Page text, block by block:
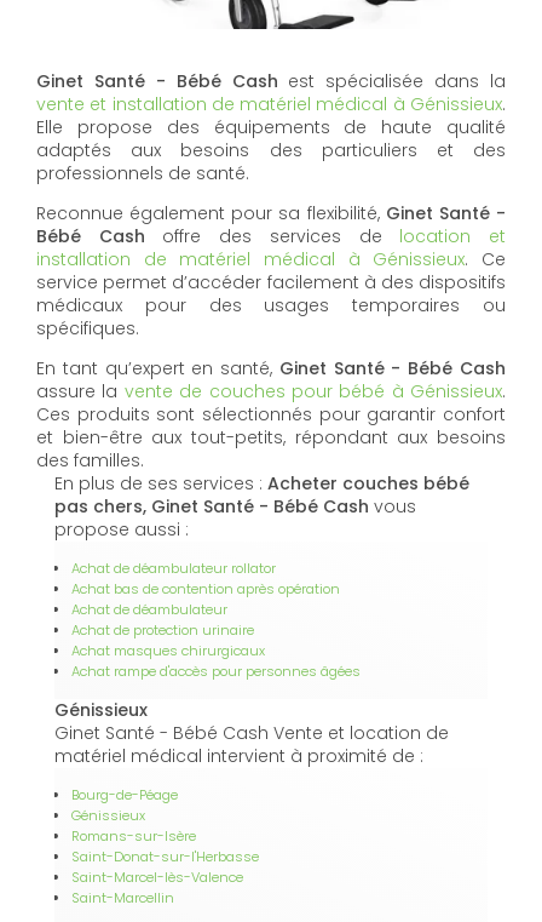
Ginet Santé - Bébé Cash est spécialisée dans la
vente et installation de matériel médical à Génissieux.
Elle propose des équipements de haute qualité
adaptés aux besoins des particuliers et des
professionnels de santé.
Reconnue également pour sa flexibilité, Ginet Santé -
Bébé Cash offre des services de location et
installation de matériel médical à Génissieux. Ce
service permet d’accéder facilement à des dispositifs
médicaux pour des usages temporaires ou
spécifiques.
En tant qu’expert en santé, Ginet Santé - Bébé Cash
assure la vente de couches pour bébé à Génissieux.
Ces produits sont sélectionnés pour garantir confort
et bien-être aux tout-petits, répondant aux besoins
des familles.
En plus de ses services : Acheter couches bébé
pas chers, Ginet Santé - Bébé Cash vous
propose aussi :
Achat de déambulateur rollator
Achat bas de contention après opération
Achat de déambulateur
Achat de protection urinaire
Achat masques chirurgicaux
Achat rampe d'accès pour personnes âgées
Génissieux
Ginet Santé - Bébé Cash Vente et location de
matériel médical intervient à proximité de :
Bourg-de-Péage
Génissieux
Romans-sur-Isère
Saint-Donat-sur-l'Herbasse
Saint-Marcel-lès-Valence
Saint-Marcellin